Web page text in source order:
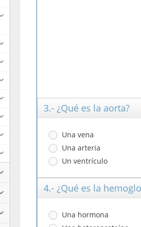
3.- ¿Qué es la aorta?
Una vena
Una arteria
Un ventrículo
4.- ¿Qué es la
Una hormona